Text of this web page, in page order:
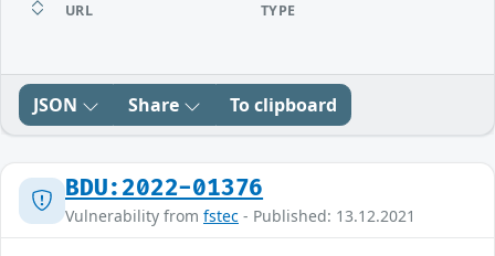
URL TYPE
JSON Share To clipboard
BDU:2022-01376
Vulnerability from fstec - Published: 13.12.2021